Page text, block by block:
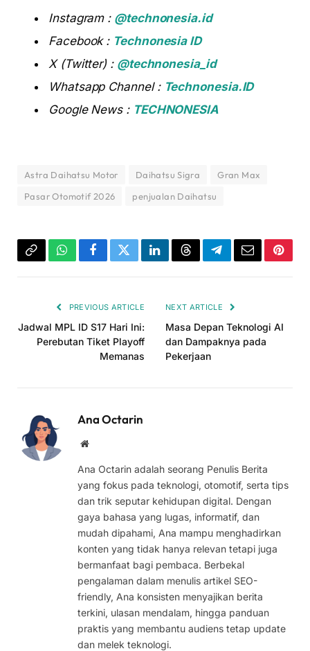
Instagram : @technonesia.id
Facebook : Technonesia ID
X (Twitter) : @technonesia_id
Whatsapp Channel : Technonesia.ID
Google News : TECHNONESIA
Astra Daihatsu Motor Daihatsu Sigra
Gran Max
Pasar Otomotif 2026
penjualan Daihatsu
Copy WhatsAppFacebookTwitterLinkedInThreadsTelegramEmail
PREVIOUS ARTICLE
Jadwal MPL ID S17 Hari Ini:
Perebutan Tiket Playoff
Memanas
NEXT ARTICLE
Masa Depan Teknologi AI
dan Dampaknya pada
Pekerjaan
Ana Octarin
Website
Ana Octarin adalah seorang Penulis Berita
yang fokus pada teknologi, otomotif, serta tips
dan trik seputar kehidupan digital. Dengan
gaya bahasa yang lugas, informatif, dan
mudah dipahami, Ana mampu menghadirkan
konten yang tidak hanya relevan tetapi juga
bermanfaat bagi pembaca. Berbekal
pengalaman dalam menulis artikel SEO-
friendly, Ana konsisten menyajikan berita
terkini, ulasan mendalam, hingga panduan
praktis yang membantu audiens tetap update
dan melek teknologi.